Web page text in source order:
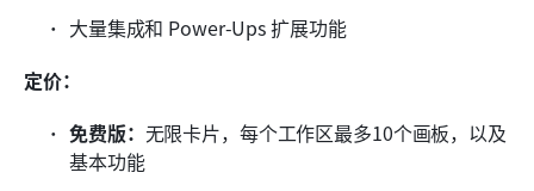
大量集成和 Power-Ups 扩展功能
定价：
免费版： 无限卡片，每个工作区最多10个画板，以及
基本功能